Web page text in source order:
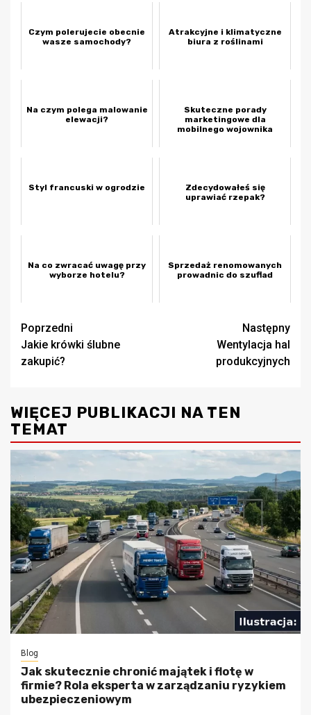
Czym polerujecie obecnie
wasze samochody?
Atrakcyjne i klimatyczne
biura z roślinami
Na czym polega malowanie
elewacji?
Skuteczne porady
marketingowe dla
mobilnego wojownika
Styl francuski w ogrodzie
Zdecydowałeś się
uprawiać rzepak?
Na co zwracać uwagę przy
wyborze hotelu?
Sprzedaż renomowanych
prowadnic do szuflad
Zobacz
wpisy
Poprzedni
Jakie krówki ślubne
zakupić?
Następny
Wentylacja hal
produkcyjnych
WIĘCEJ PUBLIKACJI NA TEN
TEMAT
Blog
Jak skutecznie chronić majątek i flotę w
firmie? Rola eksperta w zarządzaniu ryzykiem
ubezpieczeniowym